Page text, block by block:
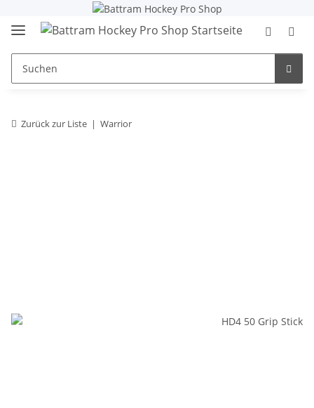
Zurück zur Liste Warrior